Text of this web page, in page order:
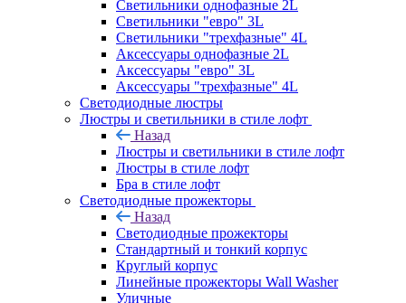
Светильники однофазные 2L
Светильники "евро" 3L
Светильники "трехфазные" 4L
Аксессуары однофазные 2L
Аксессуары "евро" 3L
Аксессуары "трехфазные" 4L
Светодиодные люстры
Люстры и светильники в стиле лофт
Назад
Люстры и светильники в стиле лофт
Люстры в стиле лофт
Бра в стиле лофт
Светодиодные прожекторы
Назад
Светодиодные прожекторы
Стандартный и тонкий корпус
Круглый корпус
Линейные прожекторы Wall Washer
Уличные